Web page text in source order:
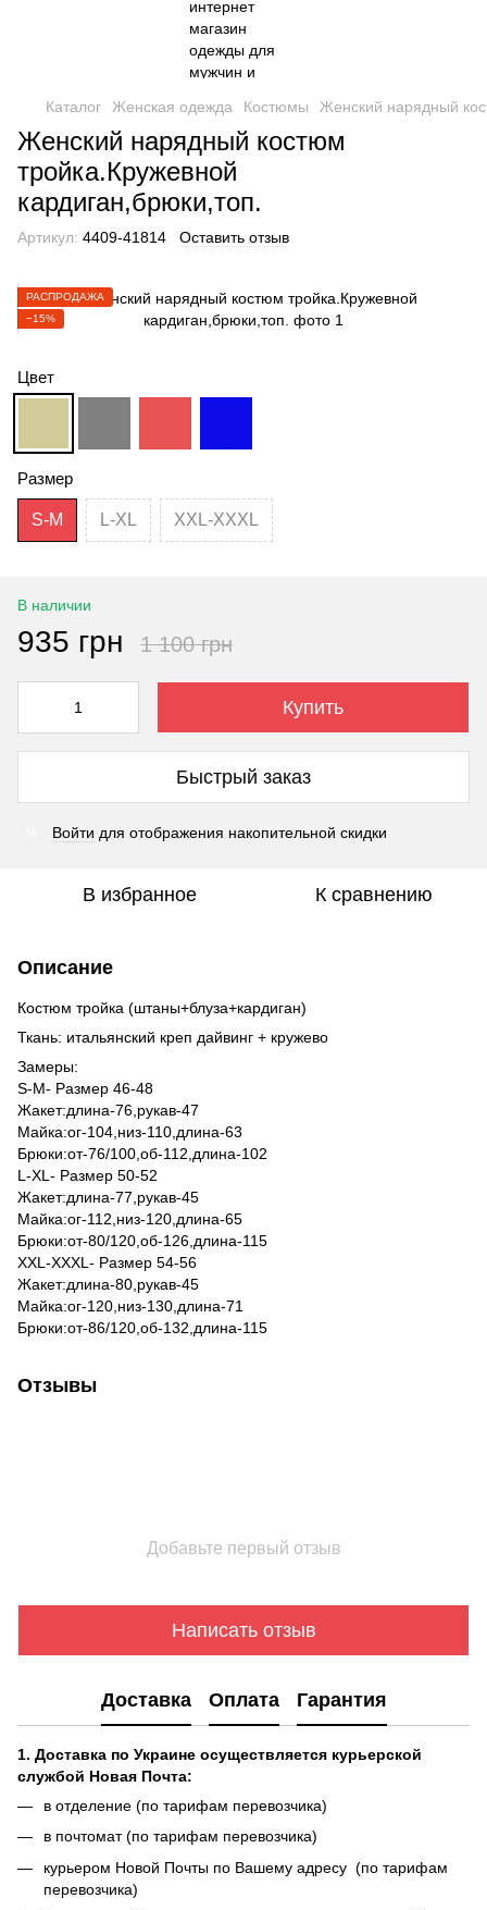
Каталог Женская одежда Костюмы Женский нарядный
Женский нарядный костюм
тройка.Кружевной
кардиган,брюки,топ.
Артикул: 4409-41814 Оставить отзыв
РАСПРОДАЖА
−15%
Цвет
Размер
S-M L-XL XXL-XXXL
В наличии
935 грн 1 100 грн
Купить
Быстрый заказ
Войти для отображения накопительной скидки
В избранное К сравнению
Описание
Костюм тройка (штаны+блуза+кардиган)
Ткань: итальянский креп дайвинг + кружево
Замеры:
S-M- Размер 46-48
Жакет:длина-76,рукав-47
Майка:ог-104,низ-110,длина-63
Брюки:от-76/100,об-112,длина-102
L-XL- Размер 50-52
Жакет:длина-77,рукав-45
Майка:ог-112,низ-120,длина-65
Брюки:от-80/120,об-126,длина-115
XXL-XXXL- Размер 54-56
Жакет:длина-80,рукав-45
Майка:ог-120,низ-130,длина-71
Брюки:от-86/120,об-132,длина-115
Отзывы
Добавьте первый отзыв
Написать отзыв
Доставка Оплата Гарантия
1. Доставка по Украине осуществляется курьерской
службой Новая Почта:
в отделение (по тарифам перевозчика)
в почтомат (по тарифам перевозчика)
курьером Новой Почты по Вашему адресу (по тарифам
перевозчика)